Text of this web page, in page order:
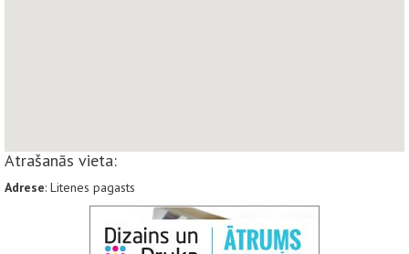
Atrašanās vieta:
Adrese: Litenes pagasts